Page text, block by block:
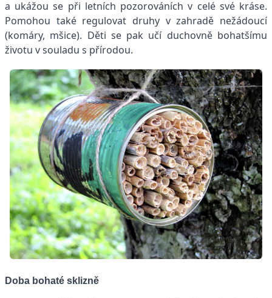
a ukážou se při letních pozo­rováních v celé své kráse.
Pomohou také regulovat druhy v zahradě nežádoucí
(komáry, mšice). Děti se pak učí duchovně bohatšímu
životu v souladu s přírodou.
Doba bohaté sklizně